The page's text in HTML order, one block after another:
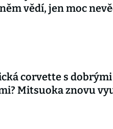
vědí, jen moc
corvette s
Mitsuoka znovu